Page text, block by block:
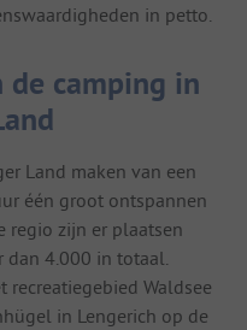
in petto.
de camping in
Land maken van een
één groot ontspannen
regio zijn er plaatsen
dan 4.000 in totaal.
recreatiegebied Waldsee
in Lengerich op de